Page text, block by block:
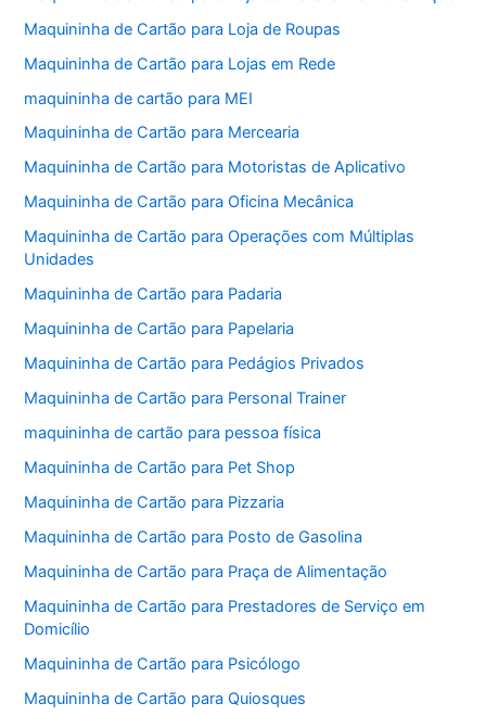
Maquininha de Cartão para Loja de Roupas
Maquininha de Cartão para Lojas em Rede
maquininha de cartão para MEI
Maquininha de Cartão para Mercearia
Maquininha de Cartão para Motoristas de Aplicativo
Maquininha de Cartão para Oficina Mecânica
Maquininha de Cartão para Operações com Múltiplas
Unidades
Maquininha de Cartão para Padaria
Maquininha de Cartão para Papelaria
Maquininha de Cartão para Pedágios Privados
Maquininha de Cartão para Personal Trainer
maquininha de cartão para pessoa física
Maquininha de Cartão para Pet Shop
Maquininha de Cartão para Pizzaria
Maquininha de Cartão para Posto de Gasolina
Maquininha de Cartão para Praça de Alimentação
Maquininha de Cartão para Prestadores de Serviço em
Domicílio
Maquininha de Cartão para Psicólogo
Maquininha de Cartão para Quiosques